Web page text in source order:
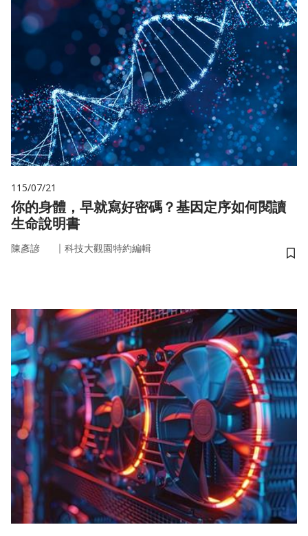
115/07/21
你的身體，早就寫好密碼？基因定序如何閱讀
生命說明書
陳彥諺 ｜ 科技大觀園特約編輯
儲